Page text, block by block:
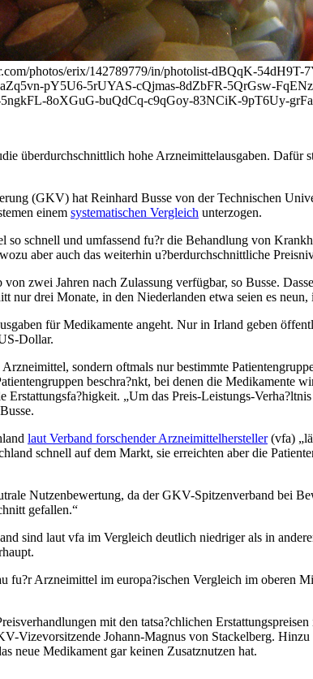
photos/erix/142789779/in/photolist-dBQqK-
pY5U6-5rUYAS-cQjmas-8dZbFR-5QrGsw-
8oXGuG-buQdCq-c9qGoy-83NCiK-9pT6Uy-
überdurchschnittlich hohe Arzneimittelausgaben. Dafür
(GKV) hat Reinhard Busse von der Technischen
einem systematischen Vergleich unterzogen.
so schnell und umfassend fu?r die Behandlung von
aber auch das weiterhin u?berdurchschnittliche
zwei Jahren nach Zulassung verfügbar, so Busse.
nur drei Monate, in den Niederlanden etwa seien es neun,
für Medikamente angeht. Nur in Irland geben
Dollar.
sondern oftmals nur bestimmte
beschra?nkt, bei denen die Medikamente
Erstattungsfa?higkeit. „Um das Preis-Leistungs-
laut Verband forschender Arzneimittelhersteller(vfa)
schnell auf dem Markt, sie erreichten aber die
Nutzenbewertung, da der GKV-Spitzenverband bei
gefallen.“
sind laut vfa im Vergleich deutlich niedriger als in
fu?r Arzneimittel im europa?ischen Vergleich im oberen
mit den tatsa?chlichen
Vizevorsitzende Johann-Magnus von Stackelberg.
neue Medikament gar keinen Zusatznutzen hat.